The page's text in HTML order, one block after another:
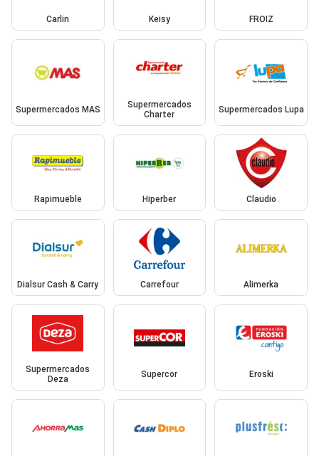
Carlin Keisy FROIZ
Supermercados MAS
Supermercados
Charter
Supermercados Lupa
Rapimueble Hiperber Claudio
Dialsur Cash & Carry Carrefour Alimerka
Supermercados
Deza
Supercor Eroski